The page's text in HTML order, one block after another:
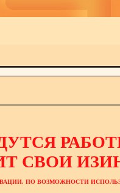
СВОИ
ПО ВОЗМОЖНОСТИ